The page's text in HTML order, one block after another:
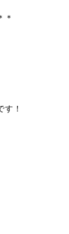
＊
す！